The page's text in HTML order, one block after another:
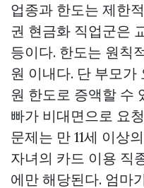
업종과 한도는 제한
권 현금화 직업군은
등이다. 한도는 원칙
원 이내다. 단 부모가
원 한도로 증액할 수
빠가 비대면으로 요
문제는 만 11세 이상
자녀의 카드 이용 직
에만 해당된다. 엄마